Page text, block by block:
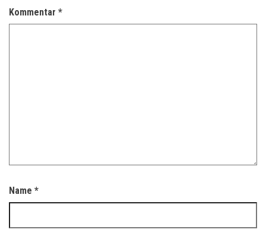
Kommentar *
Name *